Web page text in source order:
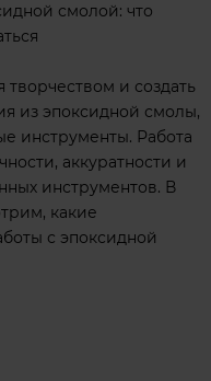
смолой: что
творчеством и создать
из эпоксидной смолы,
инструменты. Работа
аккуратности и
инструментов. В
какие
с эпоксидной